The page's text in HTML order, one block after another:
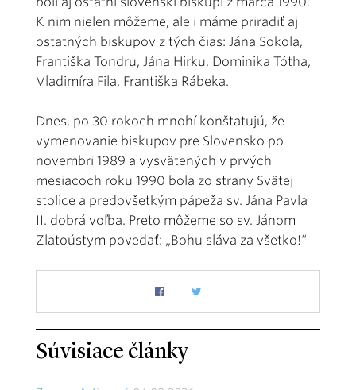
K nim nielen môžeme, ale i máme priradiť aj
ostatných biskupov z tých čias: Jána Sokola,
Františka Tondru, Jána Hirku, Dominika Tótha,
Vladimíra Fila, Františka Rábeka.
Dnes, po 30 rokoch mnohí konštatujú, že
vymenovanie biskupov pre Slovensko po
novembri 1989 a vysvätených v prvých
mesiacoch roku 1990 bola zo strany Svätej
stolice a predovšetkým pápeža sv. Jána Pavla
II. dobrá voľba. Preto môžeme so sv. Jánom
Zlatoústym povedať: „Bohu sláva za všetko!“
Súvisiace články